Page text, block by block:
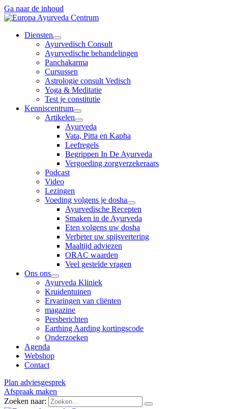
Ga naar de inhoud
Diensten
Ayurvedisch Consult
Ayurvedische behandelingen
Panchakarma
Cursussen
Astrologie consult Vedisch
Yoga & Meditatie
Test je constitutie
Kenniscentrum
Artikelen
Ayurveda
Vata, Pitta en Kapha
Leefregels
Begrippen In De Ayurveda
Vergoeding zorgverzekeraars
Podcast
Video
Lezingen
Voeding volgens je dosha
Ayurvedische Recepten
Smaken in de Ayurveda
Eten volgens uw dosha
Verbeter uw spijsvertering
Maaltijd adviezen
ORAC waarden
Veel gestelde vragen
Ons ons
Ayurveda Kliniek
Kruidentuinen
Ervaringen van cliënten
magazine
Persberichten
Earthing Aarding kortingscode
Onderzoeken
Agenda
Webshop
Contact
Plan adviesgesprek
Afspraak maken
Zoeken naar: